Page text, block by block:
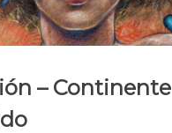
– Continente